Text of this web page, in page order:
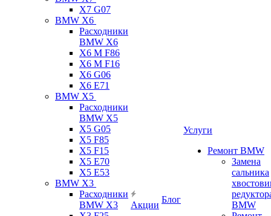
X7 G07
BMW X6
Расходники
BMW X6
X6 M F86
X6 M F16
X6 G06
X6 E71
BMW X5
Расходники
BMW X5
X5 G05
X5 F85
X5 F15
X5 E70
X5 E53
BMW X3
Расходники
BMW X3
Акции
Блог
Услуги
Ремонт BMW
Замена
сальника
BMW